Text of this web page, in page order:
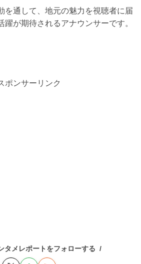
を通して、地元の魅力を視聴者に届
躍が期待されるアナウンサーです。
ポンサーリンク
タメレポートをフォローする